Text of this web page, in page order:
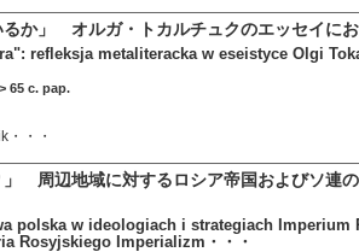
るか」 オルガ・トカルチュクのエッセイに
refleksja metaliteracka w eseistyce Olgi
65 c. pap.
・・
」 周辺地域に対するロシア帝国およびソ
polska w ideologiach i strategiach Imperium
Rosyjskiego Imperializm・・・